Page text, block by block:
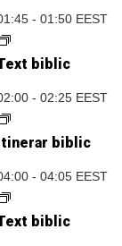
- 01:50 EEST
biblic
- 02:25 EEST
biblic
- 04:05 EEST
biblic